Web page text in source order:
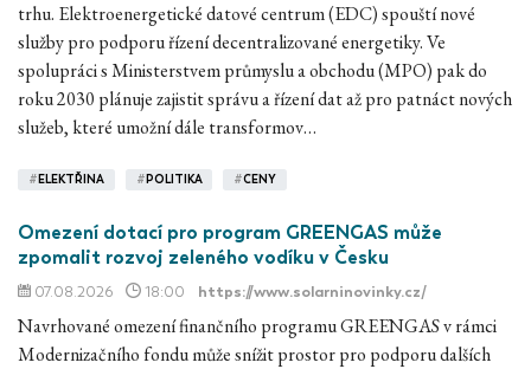
trhu. Elektroenergetické datové centrum (EDC) spouští nové
služby pro podporu řízení decentralizované energetiky. Ve
spolupráci s Ministerstvem průmyslu a obchodu (MPO) pak do
roku 2030 plánuje zajistit správu a řízení dat až pro patnáct nových
služeb, které umožní dále transformov…
# ELEKTŘINA # POLITIKA #CENY
Omezení dotací pro program GREENGAS může
zpomalit rozvoj zeleného vodíku v Česku
07.08.2026 18:00 https://www.solarninovinky.cz/
Navrhované omezení finančního programu GREENGAS v rámci
Modernizačního fondu může snížit prostor pro podporu dalších